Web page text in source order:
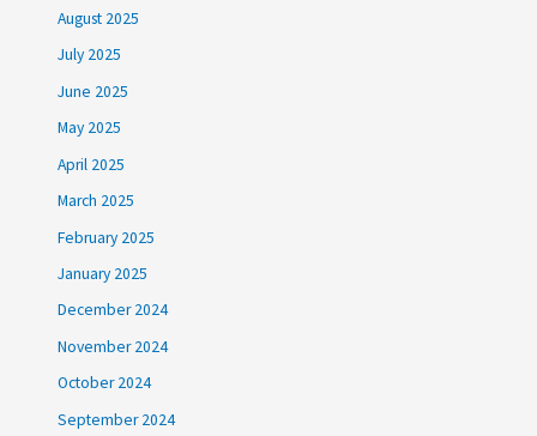
August 2025
July 2025
June 2025
May 2025
April 2025
March 2025
February 2025
January 2025
December 2024
November 2024
October 2024
September 2024